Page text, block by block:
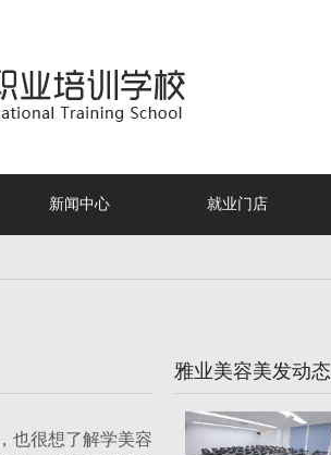
新闻中心 就业门店
也很想了解学美容
雅业美容美发动态